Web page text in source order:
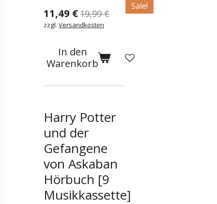
Sale!
11,49 €19,99 €
zzgl. Versandkosten
In den
Warenkorb
Harry Potter
und der
Gefangene
von Askaban
Hörbuch [9
Musikkassette]